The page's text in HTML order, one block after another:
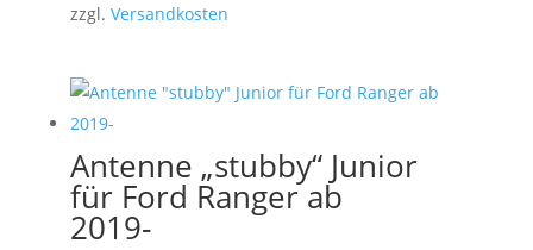
zzgl. Versandkosten
Antenne „stubby“ Junior
für Ford Ranger ab
2019-